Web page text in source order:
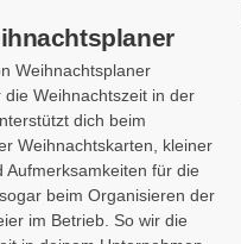
Weihnachtsplaner
Weihnachtszeit in der
dich beim
Weihnachtskarten, kleiner
Aufmerksamkeiten für die
beim Organisieren der
im Betrieb. So wir die